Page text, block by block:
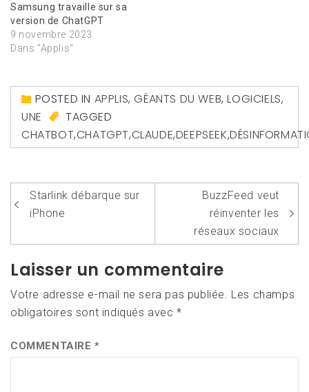
Samsung travaille sur sa
version de ChatGPT
9 novembre 2023
Dans "Applis"
POSTED IN APPLIS,GÉANTS DU WEB,LOGICIELS,
UNE
TAGGED
CHATBOT,CHATGPT,CLAUDE,DEEPSEEK,
Navigation
de
l’article
Starlink débarque sur
iPhone
BuzzFeed veut
réinventer les
réseaux sociaux
Laisser un commentaire
Votre adresse e-mail ne sera pas publiée. Les champs
obligatoires sont indiqués avec*
COMMENTAIRE*